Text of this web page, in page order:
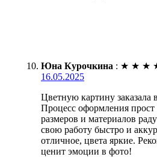
Юна Курочкина : ★ ★ ★
16.05.2025
Цветную картину заказала
Процесс оформления
размеров и материалов
свою работу быстро и
отличное, цвета яркие.
ценит эмоции в фото!